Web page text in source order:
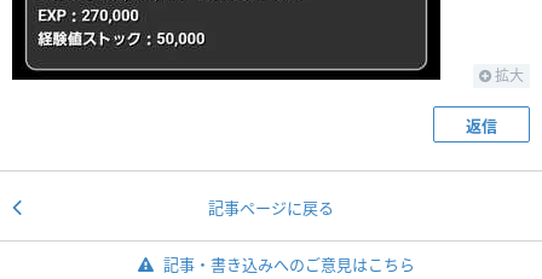
拡大
返信
記事ページに戻る
記事・書き込みへのご意見はこちら